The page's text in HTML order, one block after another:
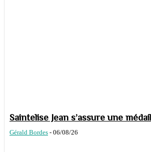
Saintelise Jean s’assure une
Gérald Bordes - 06/08/26